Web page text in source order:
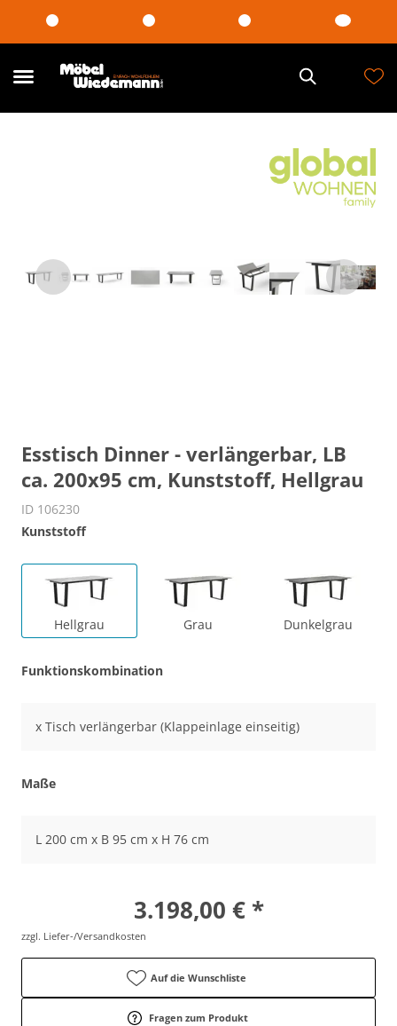
Esstisch Dinner - verlängerbar, LB
ca. 200x95 cm, Kunststoff, Hellgrau
ID 106230
Kunststoff
Hellgrau Grau Dunkelgrau
Funktionskombination
x Tisch verlängerbar (Klappeinlage einseitig)
Maße
L 200 cm x B 95 cm x H 76 cm
3.198,00 € *
zzgl. Liefer-/Versandkosten
Auf die Wunschliste
Fragen zum Produkt